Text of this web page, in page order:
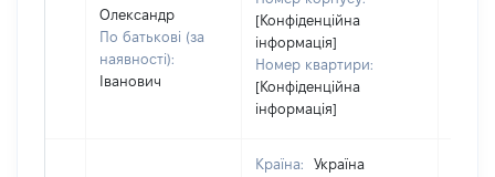
Олександр
По батькові (за
наявності):
Іванович
[Конфіденційна
інформація]
Номер квартири:
[Конфіденційна
інформація]
Країна:
Україна